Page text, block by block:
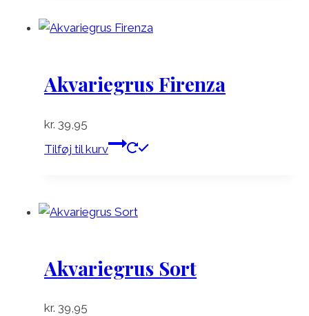
Akvariegrus Firenza
kr. 39,95
Tilføj til kurv
Akvariegrus Sort
kr. 39,95